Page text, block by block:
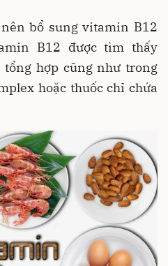
bổ sung vitamin B12
B12 được tìm thấy
hợp cũng như trong
hoặc thuốc chỉ chứa